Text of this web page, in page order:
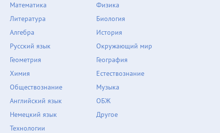
Математика
Литература
Алгебра
Русский язык
Геометрия
Химия
Физика
Биология
История
Окружающий мир
География
Естествознание
Обществознание
Английский язык
Немецкий язык
Технологии
Музыка
ОБЖ
Другое